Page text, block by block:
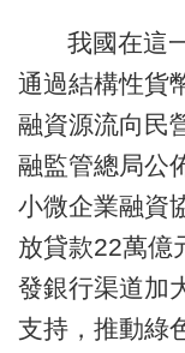
我國在這
通過結構性貨
融資源流向民
融監管總局公
小微企業融資
放貸款22萬億
發銀行渠道加
支持，推動綠